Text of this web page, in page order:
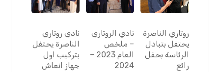
روتاري الناصرة
يحتفل بتبادل
الرئاسة بحفل
رائع
نادي الروتاري
– ملخص
العام 2023 –
2024
نادي روتاري
الناصرة يحتفل
بتركيب اول
جهاز انعاش